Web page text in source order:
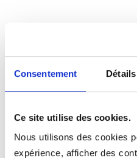
Consentement Détails
Ce site utilise des cookies.
Nous utilisons des cookies
expérience, afficher des